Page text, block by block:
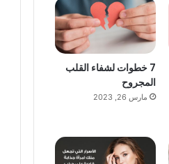
7 خطوات لشفاء القلب
المجروح
مارس 26, 2023